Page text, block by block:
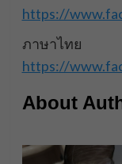
https://
ภาษาไทย
https://
About